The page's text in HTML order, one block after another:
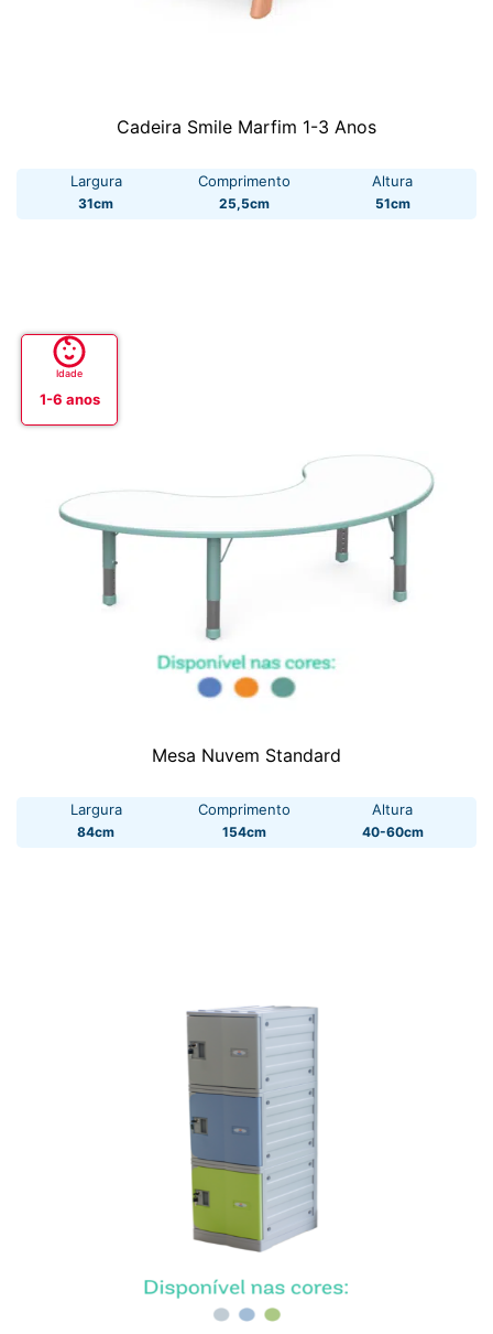
Cadeira Smile Marfim 1-3 Anos
Largura
31cm
Comprimento
25,5cm
Altura
51cm
Idade
1-6 anos
Mesa Nuvem Standard
Largura
84cm
Comprimento
154cm
Altura
40-60cm